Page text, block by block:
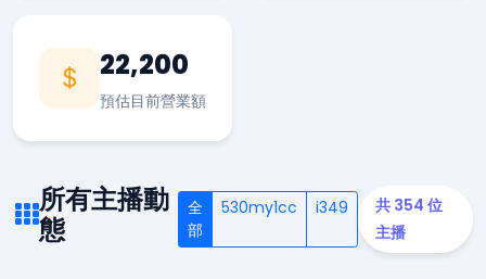
22,200
預估目前營業額
所有主播動
態
全
部
530my1cc i349
共 354 位
主播